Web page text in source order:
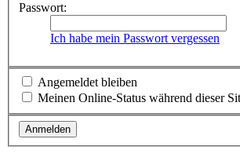
Passwort:
Ich habe mein Passwort vergessen
Angemeldet bleiben
Meinen Online-Status während dieser